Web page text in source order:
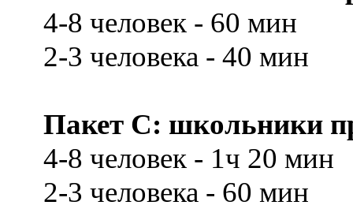
4-8 человек - 60 мин
2-3 человека - 40 мин
Пакет С: школьники
4-8 человек - 1ч 20 мин
2-3 человека - 60 мин